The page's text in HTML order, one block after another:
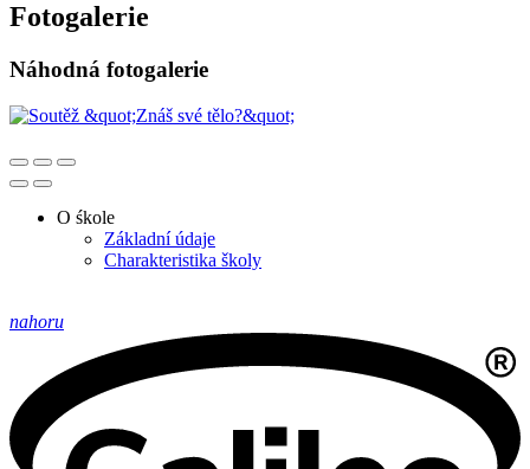
Fotogalerie
Náhodná fotogalerie
O śkole
Základní údaje
Charakteristika školy
nahoru